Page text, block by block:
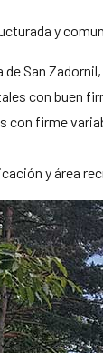
y
de San
con buen
con firme
y área